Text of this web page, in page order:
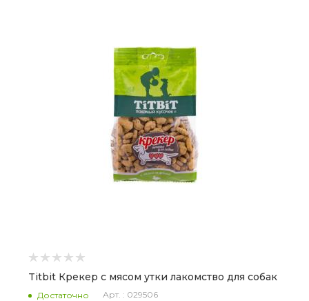
Titbit Крекер с мясом утки лакомство для собак
Достаточно Арт. : 029506